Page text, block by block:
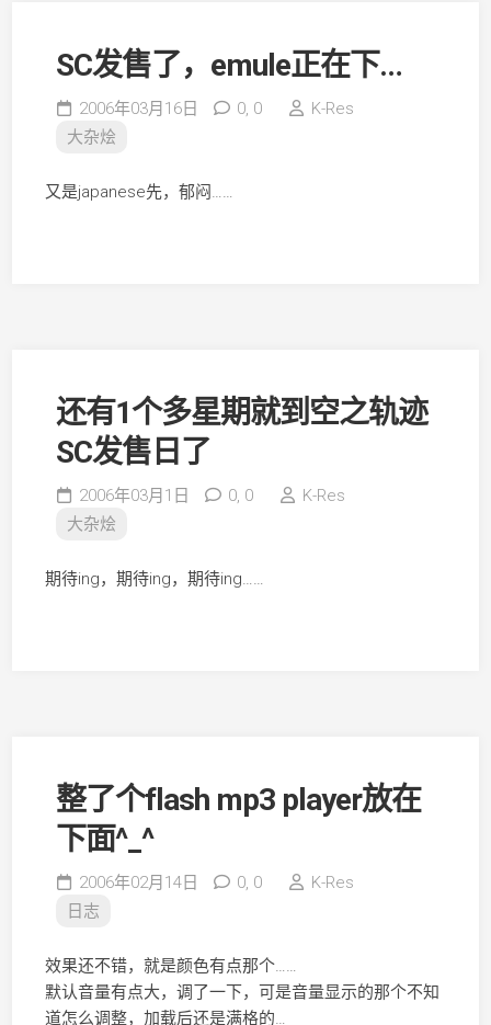
SC发售了，emule正在下…
2006年03月16日 0, 0
K-Res
大杂烩
又是japanese先，郁闷……
还有1个多星期就到空之轨迹
SC发售日了
2006年03月1日 0, 0
K-Res
大杂烩
期待ing，期待ing，期待ing……
整了个flash mp3 player放在
下面^_^
2006年02月14日 0, 0
K-Res
日志
效果还不错，就是颜色有点那个……
默认音量有点大，调了一下，可是音量显示的那个不知
道怎么调整，加载后还是满格的…